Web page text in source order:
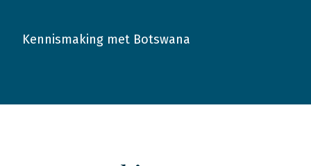
2017
Kennismaking met Botswana